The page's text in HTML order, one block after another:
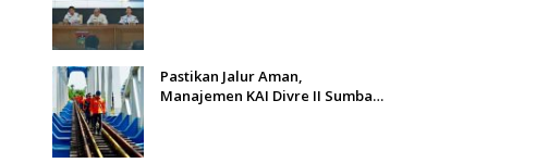
Pastikan Jalur Aman,
Manajemen KAI Divre II Sumbar